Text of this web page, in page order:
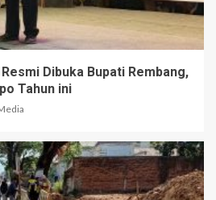
Dibuka Bupati Rembang,
Tahun ini